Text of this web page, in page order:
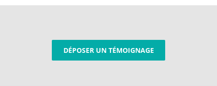
DÉPOSER UN TÉMOIGNAGE